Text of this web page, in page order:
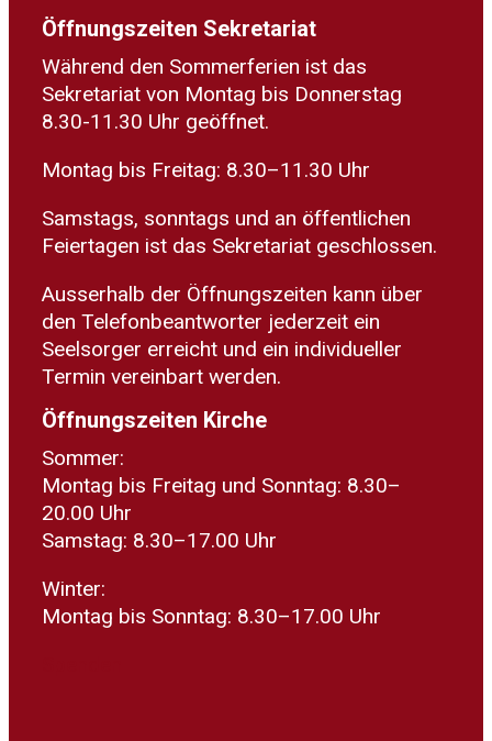
Öffnungszeiten Sekretariat
Während den Sommerferien ist das
Sekretariat von Montag bis Donnerstag
8.30-11.30 Uhr geöffnet.
Montag bis Freitag: 8.30–11.30 Uhr
Samstags, sonntags und an öffentlichen
Feiertagen ist das Sekretariat geschlossen.
Ausserhalb der Öffnungszeiten kann über
den Telefonbeantworter jederzeit ein
Seelsorger erreicht und ein individueller
Termin vereinbart werden.
Öffnungszeiten Kirche
Sommer:
Montag bis Freitag und Sonntag: 8.30–
20.00 Uhr
Samstag: 8.30–17.00 Uhr
Winter:
Montag bis Sonntag: 8.30–17.00 Uhr